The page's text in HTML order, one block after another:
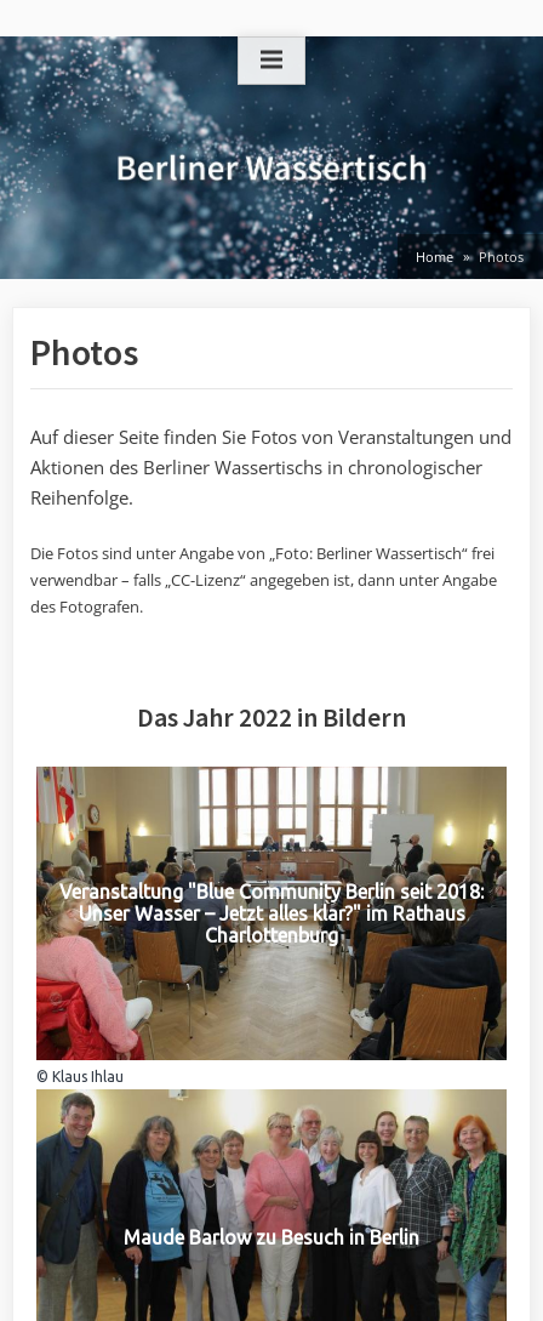
to
content
Home Photos
Photos
Auf dieser Seite finden Sie Fotos von Veranstaltungen und
Aktionen des Berliner Wassertischs in chronologischer
Reihenfolge.
Die Fotos sind unter Angabe von „Foto: Berliner Wassertisch“ frei
verwendbar – falls „CC-Lizenz“ angegeben ist, dann unter Angabe
des Fotografen.
Das Jahr 2022 in Bildern
Veranstaltung "Blue Community Berlin seit 2018:
Unser Wasser – Jetzt alles klar?" im Rathaus
Charlottenburg
© Klaus Ihlau
Maude Barlow zu Besuch in Berlin